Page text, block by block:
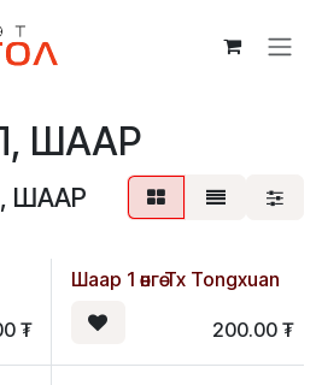
ШААР
ШААР
₮
Шаар 1 өнгө Tx Tongxuan
200.00₮